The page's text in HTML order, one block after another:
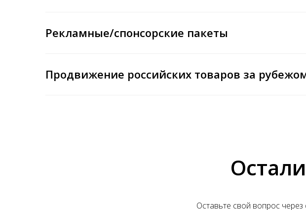
Рекламные/спонсорские пакеты
Продвижение российских товаров за
Оставьте свой вопрос